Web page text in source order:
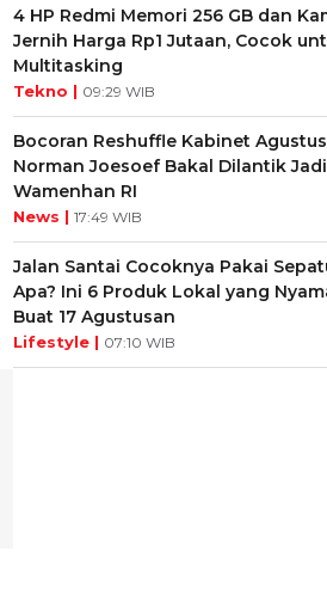
4 HP Redmi Memori 256 GB dan
Jernih Harga Rp1 Jutaan, Cocok
Multitasking
Tekno | 09:29 WIB
Bocoran Reshuffle Kabinet
Norman Joesoef Bakal Dilantik Jadi
Wamenhan RI
News | 17:49 WIB
Jalan Santai Cocoknya Pakai
Apa? Ini 6 Produk Lokal yang
Buat 17 Agustusan
Lifestyle | 07:10 WIB